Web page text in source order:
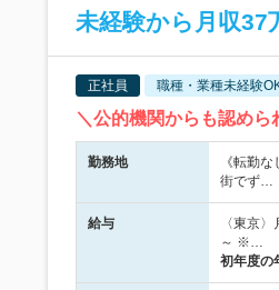
未経験から月収37
正社員 職種・業種未経験
＼公的機関からも認め
勤務地
《転勤
街でず…
給与
〈東京
～ ※…
初年度の